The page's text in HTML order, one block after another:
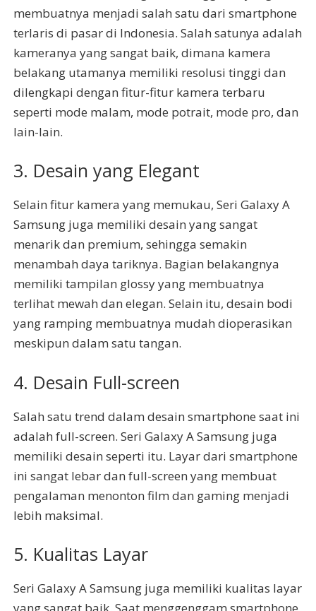
membuatnya menjadi salah satu dari smartphone
terlaris di pasar di Indonesia. Salah satunya adalah
kameranya yang sangat baik, dimana kamera
belakang utamanya memiliki resolusi tinggi dan
dilengkapi dengan fitur-fitur kamera terbaru
seperti mode malam, mode potrait, mode pro, dan
lain-lain.
3. Desain yang Elegant
Selain fitur kamera yang memukau, Seri Galaxy A
Samsung juga memiliki desain yang sangat
menarik dan premium, sehingga semakin
menambah daya tariknya. Bagian belakangnya
memiliki tampilan glossy yang membuatnya
terlihat mewah dan elegan. Selain itu, desain bodi
yang ramping membuatnya mudah dioperasikan
meskipun dalam satu tangan.
4. Desain Full-screen
Salah satu trend dalam desain smartphone saat ini
adalah full-screen. Seri Galaxy A Samsung juga
memiliki desain seperti itu. Layar dari smartphone
ini sangat lebar dan full-screen yang membuat
pengalaman menonton film dan gaming menjadi
lebih maksimal.
5. Kualitas Layar
Seri Galaxy A Samsung juga memiliki kualitas layar